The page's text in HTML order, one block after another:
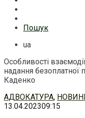
Пошук
ua
Особливості
надання безоплатної
Каденко
Перейти
до
АДВОКАТУРА,
13.04.202309:15